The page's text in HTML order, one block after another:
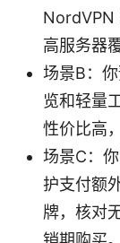
NordVPN
高服务器
场景B：
览和轻量
性价比高
场景C：
护支付额
牌，核对